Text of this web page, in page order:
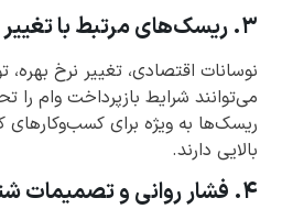
۳. ریسک‌های مرتبط با تغییر شرایط بازار
نوسانات اقتصادی، تغییر نرخ
می‌توانند شرایط بازپرداخت وام را
ریسک‌ها به ویژه برای
بالایی دارند.
۴. فشار روانی و تصمیمات شتاب‌زده